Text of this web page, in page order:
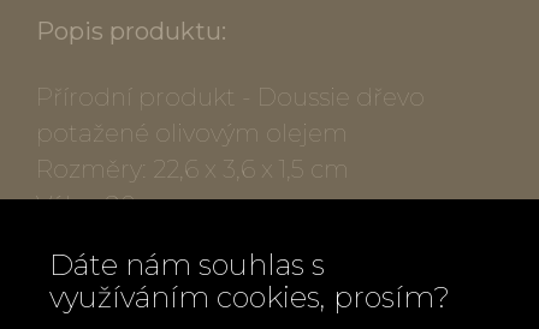
Popis produktu:
Přírodní produkt - Doussie dřevo
potažené olivovým olejem
Rozměry: 22,6 x 3,6 x 1,5 cm
Váha: 90 g
ošetřit olivovým olejem pro zachování
krásy
Dáte nám souhlas s
využíváním cookies, prosím?